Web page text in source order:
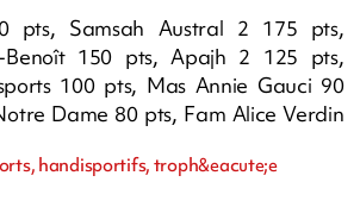
pts, Samsah Austral 2 175 pts,
Benoît 150 pts, Apajh 2 125 pts,
100 pts, Mas Annie Gauci 90
Dame 80 pts, Fam Alice Verdin
handisportifs, troph&eacute;e